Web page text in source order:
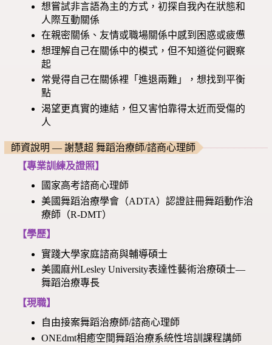
想嘗試非言語為主的方式，初探自我內在狀態和
人際互動關係
在親密關係、友情或職場關係中感到困惑或疲憊
想理解自己在關係中的模式，但不知道從何觀察
起
常覺得自己在關係裡「進退兩難」，想找到平衡
點
渴望更真實的連結，但又害怕靠得太近而受傷的
人
師資說明 — 謝慧超 舞蹈治療師/諮商心理師
【專業訓練及證照】
國家高考諮商心理師
美國舞蹈治療學會（ADTA）認證註冊舞蹈動作治
療師（R-DMT）
【學歷】
實踐大學家庭諮商與輔導碩士
美國麻州Lesley University表達性藝術治療碩士—
舞蹈治療專長
【現職】
自由接案舞蹈治療師/諮商心理師
ONEdmt相癒空間舞蹈治療系統性培訓課程講師